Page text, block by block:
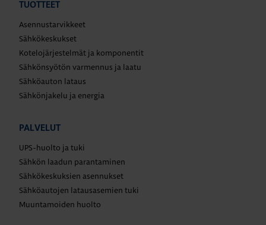
TUOTTEET
Asennustarvikkeet
Sähkökeskukset
Kotelojärjestelmät ja komponentit
Sähkönsyötön varmennus ja laatu
Sähköauton lataus
Sähkönjakelu ja energia
PALVELUT
UPS-huolto ja tuki
Sähkön laadun parantaminen
Sähkökeskuksien asennukset
Sähköautojen latausasemien tuki
Muuntamoiden huolto